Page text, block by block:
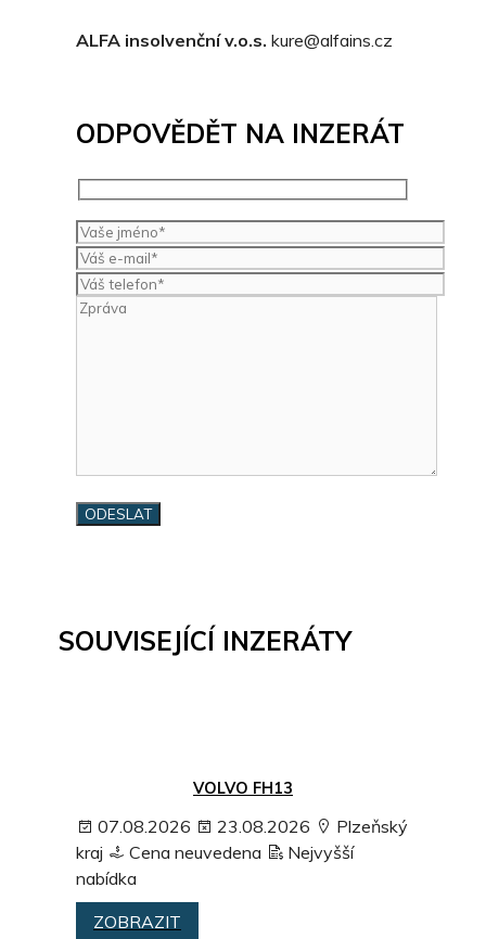
ALFA insolvenční v.o.s. kure@alfains.cz
ODPOVĚDĚT NA INZERÁT
SOUVISEJÍCÍ INZERÁTY
VOLVO FH13
07.08.2026 23.08.2026
Plzeňský
kraj
Cena neuvedena
Nejvyšší
nabídka
ZOBRAZIT